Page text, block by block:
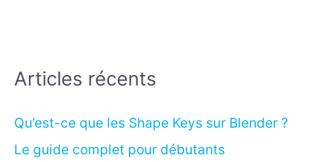
Articles récents
Qu’est-ce que les Shape Keys sur Blender ?
Le guide complet pour débutants